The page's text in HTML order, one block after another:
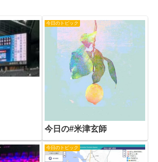
今日のトピック
今日の#米津玄師
今日のトピック